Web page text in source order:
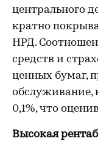
центрального
кратно
НРД.
средств и
ценных бумаг,
обслуживание,
0,1%, что
Высокая